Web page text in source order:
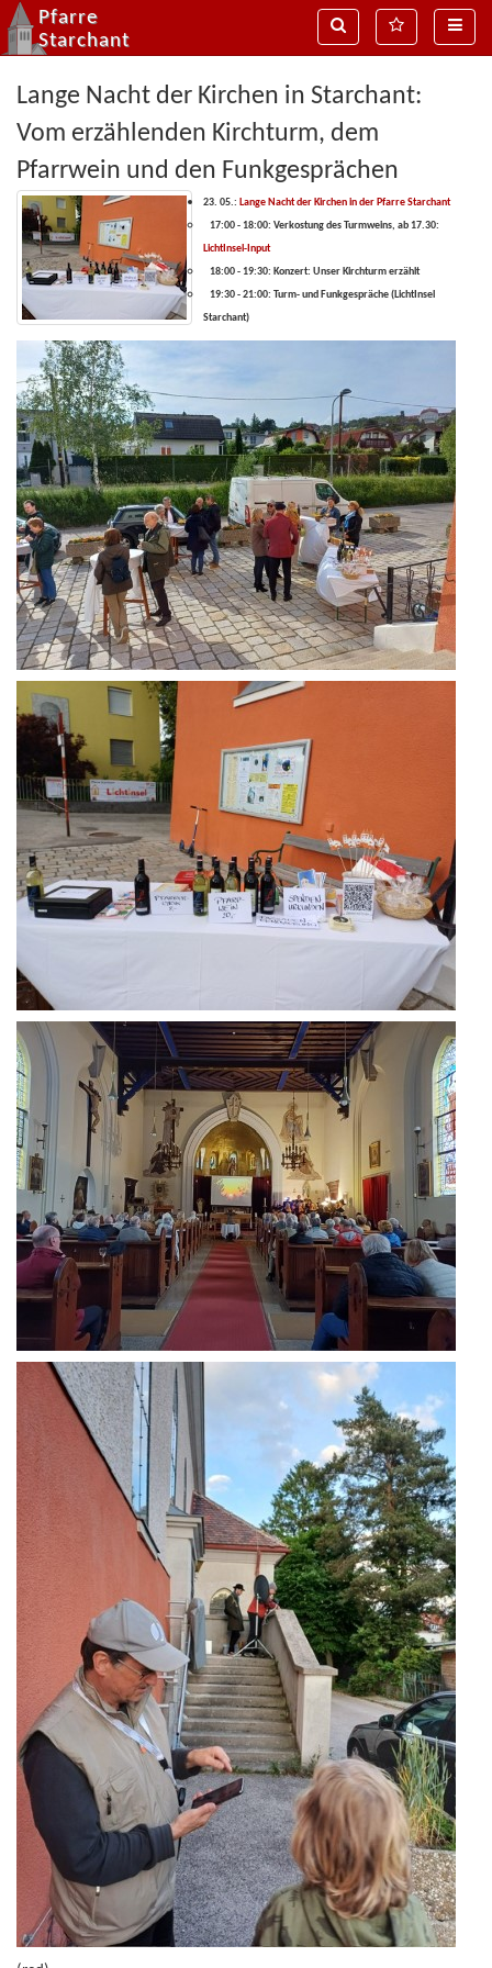
MenÃ¼
Suche
Pfarre
Starchant
Lange Nacht der Kirchen in Starchant:
Vom erzählenden Kirchturm, dem
Pfarrwein und den Funkgesprächen
23. 05.: Lange Nacht der Kirchen in der Pfarre Starchant
17:00 - 18:00: Verkostung des Turmweins, ab 17.30:
LichtInsel-Input
18:00 - 19:30: Konzert: Unser Kirchturm erzählt
19:30 - 21:00: Turm- und Funkgespräche (LichtInsel
Starchant)